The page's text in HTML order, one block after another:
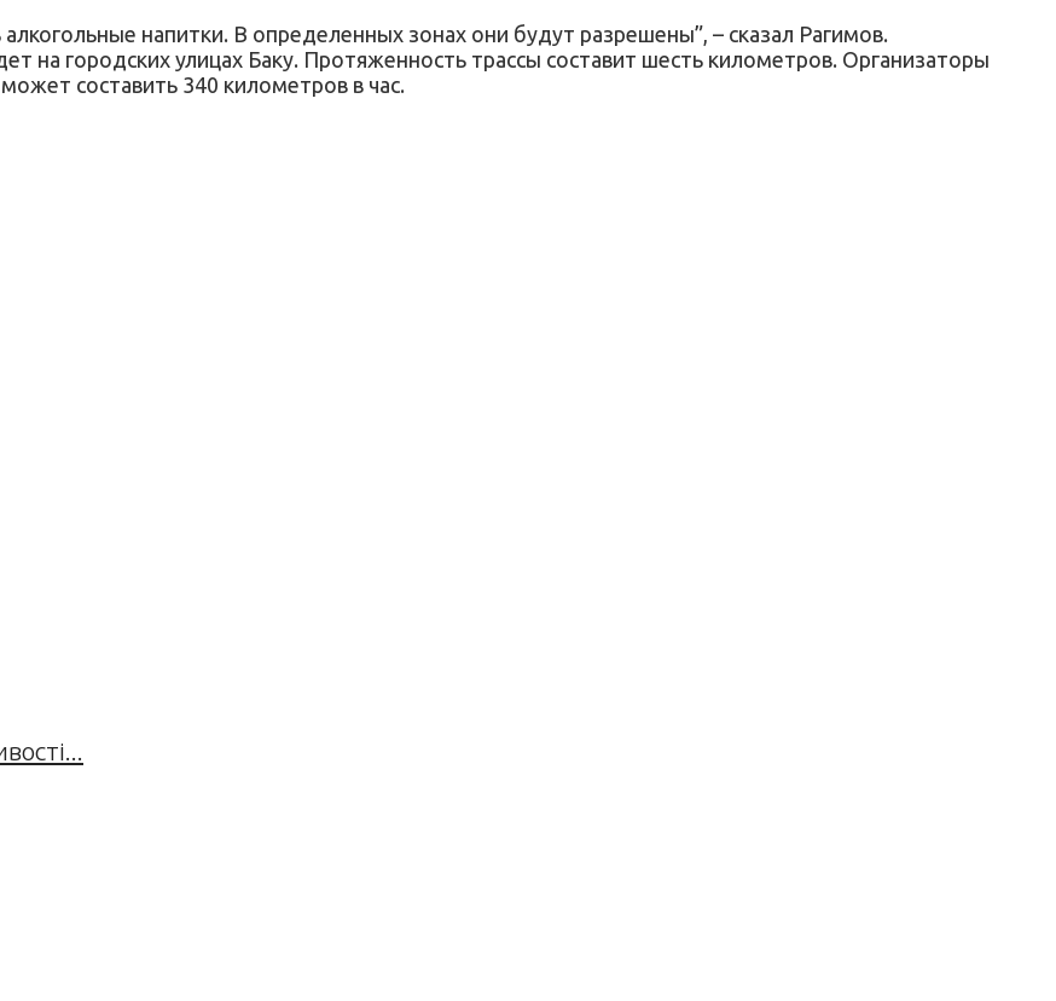
напитки. В определенных зонах они будут разрешены”, – сказал Рагимов.
на городских улицах Баку. Протяженность трассы составит шесть километров. Организаторы
составить 340 километров в час.